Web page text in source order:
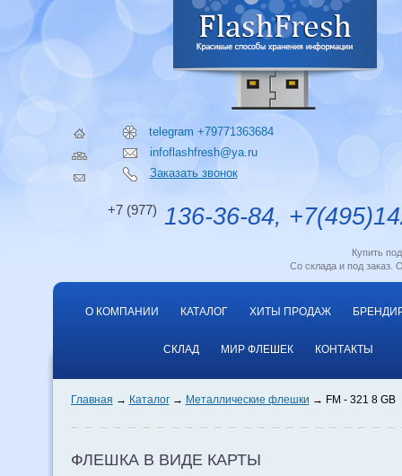
telegram +79771363684
infoflashfresh@ya.ru
Заказать звонок
+7 (977) 136-36-84,
Купить
Со склада и под заказ.
О КОМПАНИИ КАТАЛОГ ХИТЫ ПРОДАЖ
СКЛАД МИР ФЛЕШЕК КОНТАКТЫ
Главная Каталог Металлические флешки FM - 321 8 GB
ФЛЕШКА В ВИДЕ КАРТЫ